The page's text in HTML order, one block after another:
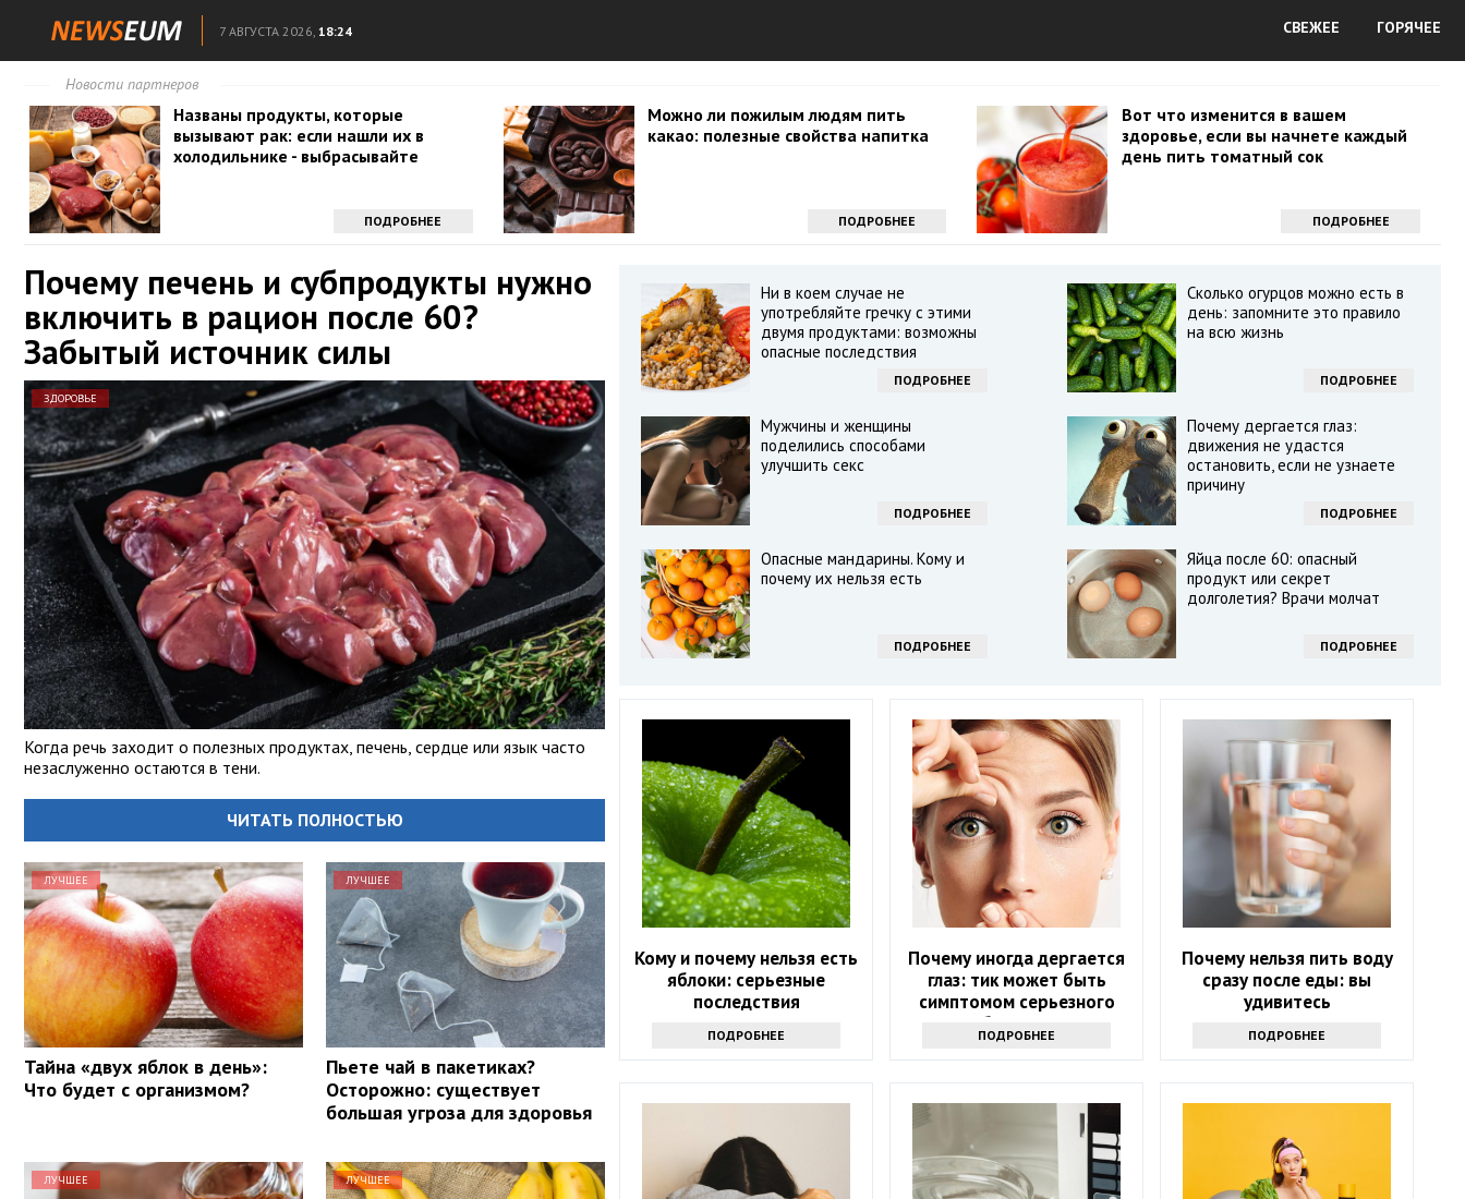
7 АВГУСТА 2026, 18:24 СВЕЖЕЕ ГОРЯЧЕЕ
Новости партнеров
Названы продукты, которые
вызывают рак: если нашли их в
холодильнике - выбрасывайте
ПОДРОБНЕЕ
Можно ли пожилым людям пить
какао: полезные свойства напитка
ПОДРОБНЕЕ
Вот что изменится в вашем
здоровье, если вы начнете каждый
день пить томатный сок
ПОДРОБНЕЕ
Почему печень и субпродукты нужно
включить в рацион после 60?
Забытый источник силы
ЗДОРОВЬЕ
Когда речь заходит о полезных продуктах, печень, сердце или язык часто
незаслуженно остаются в тени.
ЧИТАТЬ ПОЛНОСТЬЮ
ЛУЧШЕЕ
Тайна «двух яблок в день»:
Что будет с организмом?
ЛУЧШЕЕ
Пьете чай в пакетиках?
Осторожно: существует
большая угроза для здоровья
ЛУЧШЕЕ ЛУЧШЕЕ
Ни в коем случае не
употребляйте гречку с этими
двумя продуктами: возможны
опасные последствия
ПОДРОБНЕЕ
Сколько огурцов можно есть в
день: запомните это правило
на всю жизнь
ПОДРОБНЕЕ
Мужчины и женщины
поделились способами
улучшить секс
ПОДРОБНЕЕ
Почему дергается глаз:
движения не удастся
остановить, если не узнаете
причину
ПОДРОБНЕЕ
Опасные мандарины. Кому и
почему их нельзя есть
ПОДРОБНЕЕ
Яйца после 60: опасный
продукт или секрет
долголетия? Врачи молчат
ПОДРОБНЕЕ
Кому и почему нельзя есть
яблоки: серьезные
последствия
ПОДРОБНЕЕ
Почему иногда дергается
глаз: тик может быть
симптомом серьезного
заболевания
ПОДРОБНЕЕ
Почему нельзя пить воду
сразу после еды: вы
удивитесь
ПОДРОБНЕЕ